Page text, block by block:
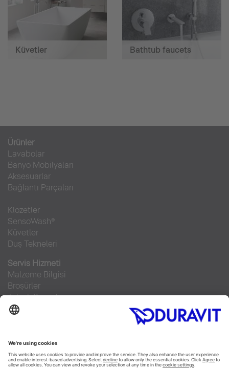
Küvetler Bathtub faucets
Ürünler
Lavabolar
Banyo Mobilyaları
Aksesuarlar
Bağlantı Parçaları
Klozetler
SensoWash®
Küvetler
Duş Tekneleri
Servis Hizmeti
Malzeme Bilgisi
Broşürler
Teknik Servisler
Sıkça sorulan sorular
Facebook
Instagram
Pinterest
RSS-Feed